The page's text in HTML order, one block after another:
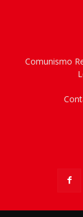
Comunismo